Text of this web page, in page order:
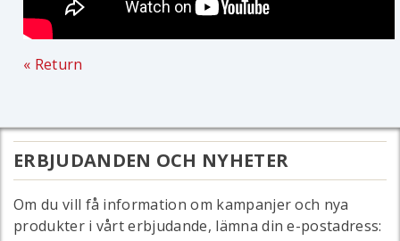
« Return
ERBJUDANDEN OCH NYHETER
Om du vill få information om kampanjer och nya
produkter i vårt erbjudande, lämna din e-postadress: